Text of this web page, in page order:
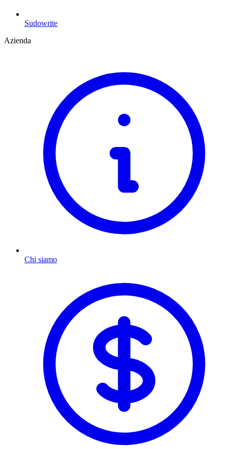
Sudowrite
Azienda
Chi siamo